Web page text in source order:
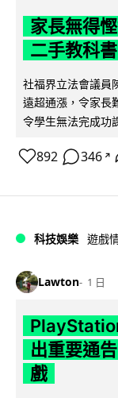
家長無得
二手教科
社福界立法會議員
遠超通漲，令家長
令學生無法完成功
892 346 ↗
科技娛樂 遊戲
Lawton 1 日
出重要通
戲